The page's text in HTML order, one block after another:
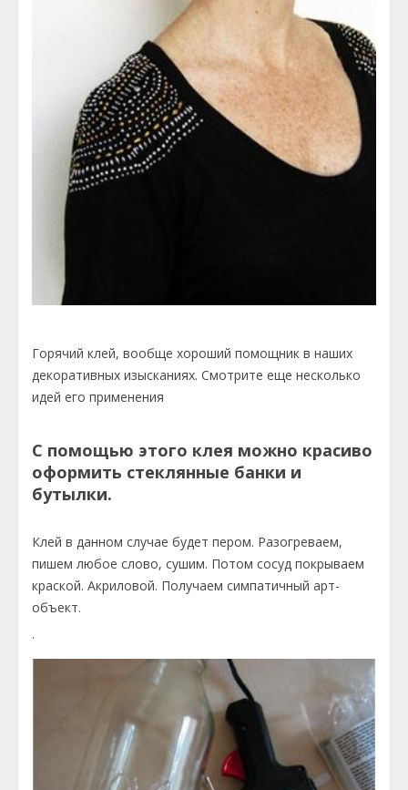
Горячий клей, вообще хороший помощник в наших
декоративных изысканиях. Смотрите еще несколько
идей его применения
С помощью этого клея можно красиво
оформить стеклянные банки и
бутылки.
Клей в данном случае будет пером. Разогреваем,
пишем любое слово, сушим. Потом сосуд покрываем
краской. Акриловой. Получаем симпатичный арт-
объект.
.